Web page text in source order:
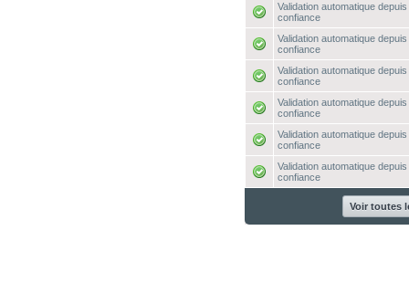
Validation automatique
confiance
Validation automatique
confiance
Validation automatique
confiance
Validation automatique
confiance
Validation automatique
confiance
Validation automatique
confiance
Voir toutes